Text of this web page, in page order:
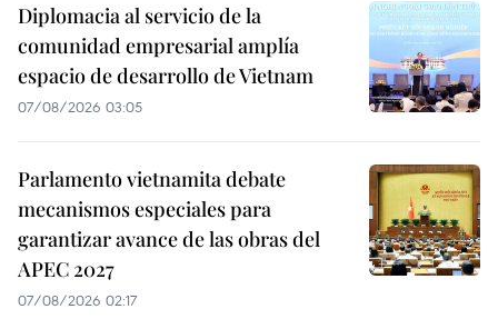
Diplomacia al servicio de la
comunidad empresarial amplía
espacio de desarrollo de Vietnam
07/08/2026 03:05
Parlamento vietnamita debate
mecanismos especiales para
garantizar avance de las obras del
APEC 2027
07/08/2026 02:17